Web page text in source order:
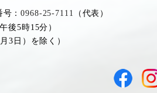
号：0968-25-7111
（代表）
後5時15分）
3日）を除く）